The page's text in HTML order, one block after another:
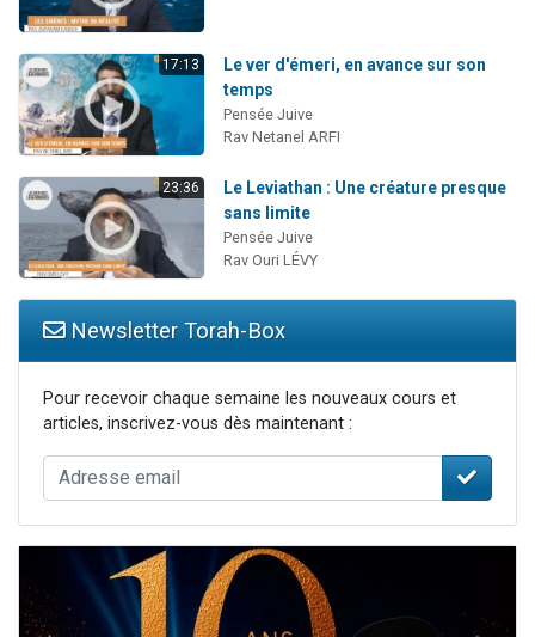
17:13
Le ver d'émeri, en avance sur son
temps
Pensée Juive
Rav Netanel ARFI
23:36
Le Leviathan : Une créature presque
sans limite
Pensée Juive
Rav Ouri LÉVY
Newsletter Torah-Box
Pour recevoir chaque semaine les nouveaux cours et
articles, inscrivez-vous dès maintenant :